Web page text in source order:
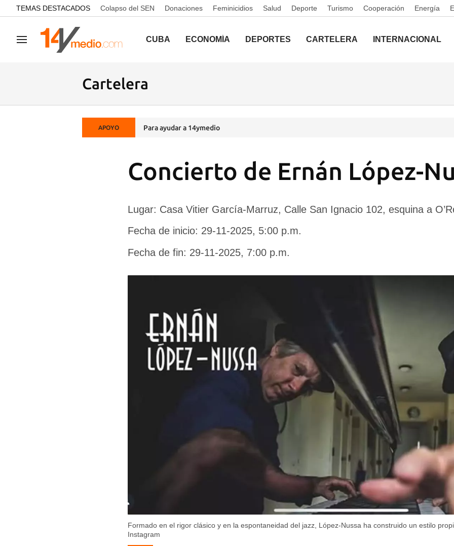
common.go-to-content
TEMAS DESTACADOS Colapso del SEN Donaciones Feminicidios Salud Deporte Turismo Cooperación Energía
Navegación CUBA ECONOMÍA DEPORTES CARTELERA INTERNACIONAL
Cartelera
APOYO Para ayudar a 14ymedio
Concierto de Ernán López-
Lugar: Casa Vitier García-Marruz, Calle San Ignacio 102, esquina a
Fecha de inicio: 29-11-2025, 5:00 p.m.
Fecha de fin: 29-11-2025, 7:00 p.m.
Formado en el rigor clásico y en la espontaneidad del jazz, López-Nussa ha construido un estilo
Instagram